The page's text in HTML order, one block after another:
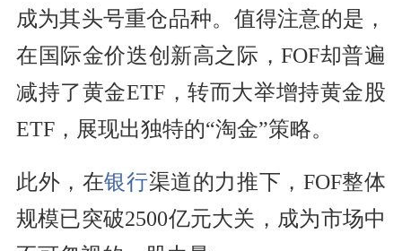
成为其头号重仓品种。值得注意的是，
在国际金价迭创新高之际，FOF却普遍
减持了黄金ETF，转而大举增持黄金股
ETF，展现出独特的“淘金”策略。
此外，在银行渠道的力推下，FOF整体
规模已突破2500亿元大关，成为市场中